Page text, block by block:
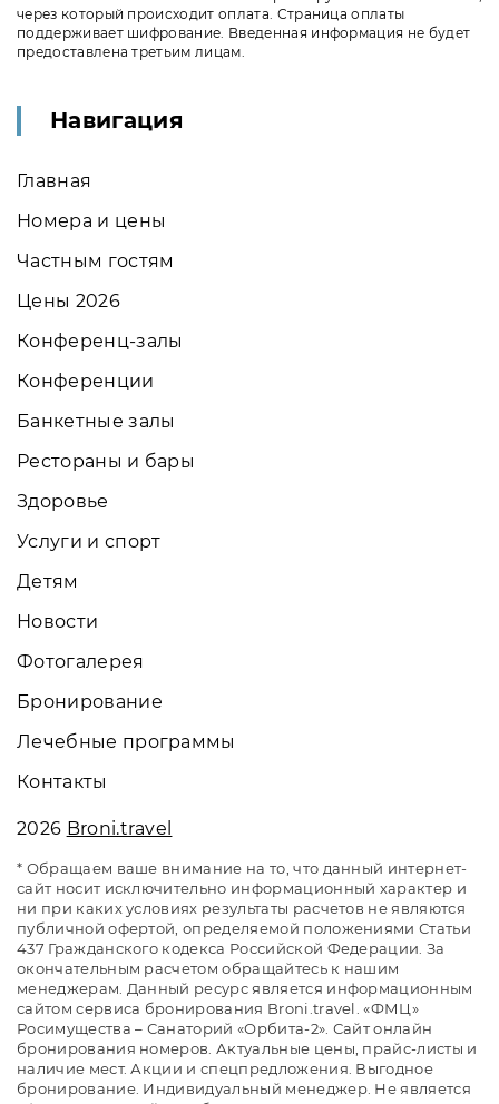
через который происходит оплата. Страница оплаты
поддерживает шифрование. Введенная информация не будет
предоставлена третьим лицам.
Навигация
Главная
Номера и цены
Частным гостям
Цены 2026
Конференц-залы
Конференции
Банкетные залы
Рестораны и бары
Здоровье
Услуги и спорт
Детям
Новости
Фотогалерея
Бронирование
Лечебные программы
Контакты
2026 Broni.travel
* Обращаем ваше внимание на то, что данный интернет-
сайт носит исключительно информационный характер и
ни при каких условиях результаты расчетов не являются
публичной офертой, определяемой положениями Статьи
437 Гражданского кодекса Российской Федерации. За
окончательным расчетом обращайтесь к нашим
менеджерам. Данный ресурс является информационным
сайтом сервиса бронирования Broni.travel. «ФМЦ»
Росимущества – Санаторий «Орбита-2». Сайт онлайн
бронирования номеров. Актуальные цены, прайс-листы и
наличие мест. Акции и спецпредложения. Выгодное
бронирование. Индивидуальный менеджер. Не является